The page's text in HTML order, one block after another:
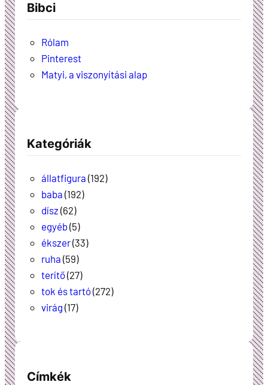
Bibci
Rólam
Pinterest
Matyi, a viszonyítási alap
Kategóriák
állatfigura (192)
baba (192)
dísz (62)
egyéb(5)
ékszer(33)
ruha (59)
terítő(27)
tok és tartó(272)
virág (17)
Címkék